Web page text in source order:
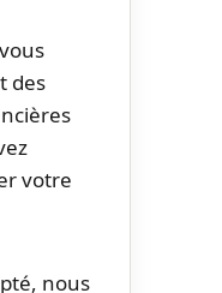
des
votre
nous